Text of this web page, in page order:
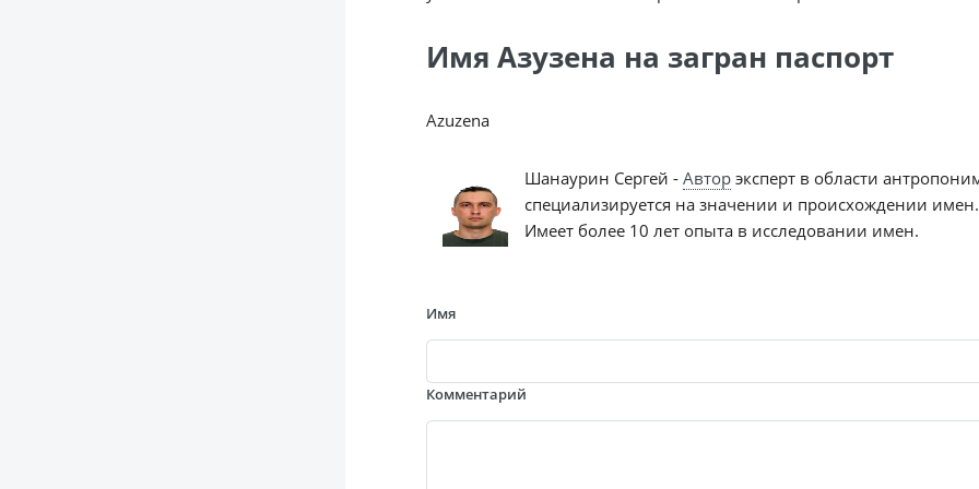
Имя Азузена на загран паспорт
Azuzena
Шанаурин Сергей - Авторэксперт в области
специализируется на значении и происхождении имен.
Имеет более 10 лет опыта в исследовании имен.
Имя
Комментарий